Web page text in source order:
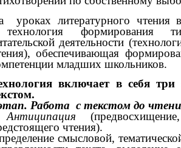
уроках литературного чтения
формирования
деятельности
обеспечивающая
младших школьников.
включает в себя
Работа с текстом до
Антиципация (предвосхищение,
чтения).
смысловой,